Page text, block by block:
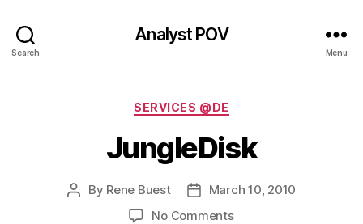
Search
Analyst POV
Menu
Categories
SERVICES @DE
JungleDisk
Post
By Rene Buest
PostMarch 10, 2010
No Commentson